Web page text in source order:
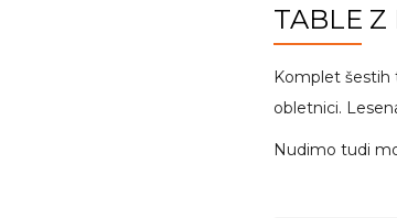
TABLE Z
Komplet šestih
obletnici.
Nudimo tudi